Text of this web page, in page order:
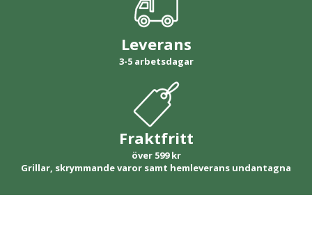
Leverans
3-5 arbetsdagar
Fraktfritt
över 599 kr
Grillar, skrymmande varor samt hemleverans undantagna